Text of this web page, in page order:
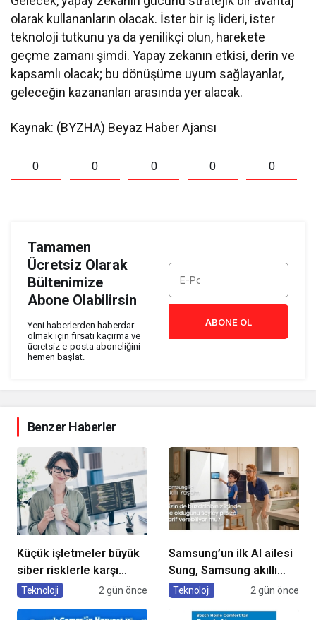
olarak kullananların olacak. İster bir iş lideri, ister
teknoloji tutkunu ya da yenilikçi olun, harekete
geçme zamanı şimdi. Yapay zekanın etkisi, derin ve
kapsamlı olacak; bu dönüşüme uyum sağlayanlar,
geleceğin kazananları arasında yer alacak.
Kaynak: (BYZHA) Beyaz Haber Ajansı
0 0 0 0 0
Tamamen
Ücretsiz Olarak
Bültenimize
Abone Olabilirsin
Yeni haberlerden haberdar
olmak için fırsatı kaçırma ve
ücretsiz e-posta aboneliğini
hemen başlat.
ABONE OL
Benzer Haberler
Küçük işletmeler büyük
siber risklerle karşı
karşıya
Teknoloji 2 gün önce
Samsung’un ilk AI ailesi
Sung, Samsung akıllı
yaşam deneyimini
Teknoloji 2 gün önce